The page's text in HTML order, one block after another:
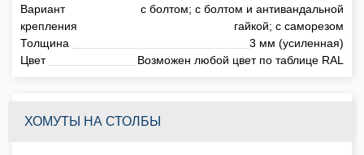
Вариант
крепления
с болтом; с болтом и антивандальной
гайкой; с саморезом
Толщина
3 мм (усиленная)
Цвет
Возможен любой цвет по таблице RAL
ХОМУТЫ НА СТОЛБЫ